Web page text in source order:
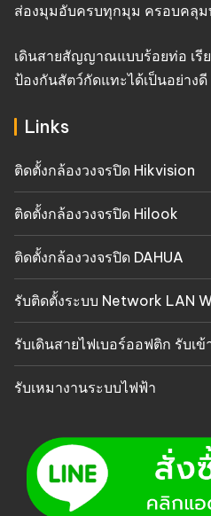
ส่องมุมอับครบทุกมุม ครอบคลุม
เดินสายสัญญาณแบบร้อยท่อ เรี
ป้องกันสัตว์กัดแทะได้เป็นอย่างดี
Links
ติดตั้งกล้องวงจรปิด Hikvision
ติดตั้งกล้องวงจรปิด Hilook
ติดตั้งกล้องวงจรปิด DAHUA
รับติดตั้งระบบ Network LAN
รับเดินสายไฟเบอร์ออฟติก รับเ
รับเหมางานระบบไฟฟ้า